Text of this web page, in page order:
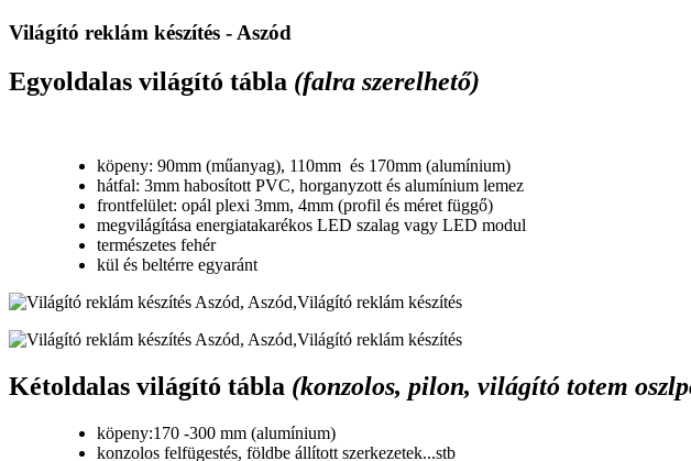
Világító reklám készítés - Aszód
Egyoldalas világító tábla (falra szerelhető)
köpeny: 90mm (műanyag), 110mm és 170mm (alumínium)
hátfal: 3mm habosított PVC, horganyzott és alumínium lemez
frontfelület: opál plexi 3mm, 4mm (profil és méret függő)
megvilágítása energiatakarékos LED szalag vagy LED modul
természetes fehér
kül és beltérre egyaránt
Kétoldalas világító tábla (konzolos, pilon, világító totem
köpeny:170 -300 mm (alumínium)
konzolos felfügestés, földbe állított szerkezetek...stb